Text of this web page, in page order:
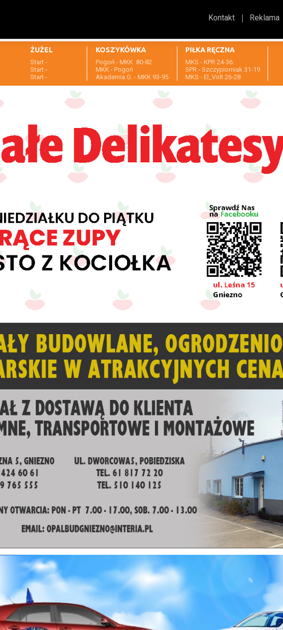
Kontakt Reklama
ŻUŻEL
Start -
Start -
Start -
KOSZYKÓWKA
Pogoń - MKK 80-82
MKK - Pogoń
Akademia G. - MKK 93-95
PIŁKA RĘCZNA
MKS - KPR 24-36
SPR - Szczypiorniak 31-19
MKS - El_Volt 26-28